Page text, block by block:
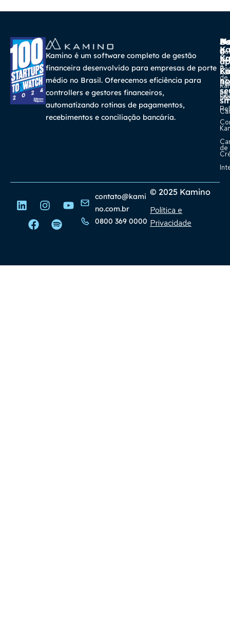
Kamino é um software completo de gestão
financeira desenvolvido para empresas de porte
médio no Brasil. Oferecemos eficiência para
controllers e gestores financeiros,
automatizando rotinas de pagamentos,
recebimentos e conciliação bancária.
A
a
na
a
de
de
o
no
© 2025 Kamino
Política e
Privacidade
contato@kami
no.com.br
0800 369 0000